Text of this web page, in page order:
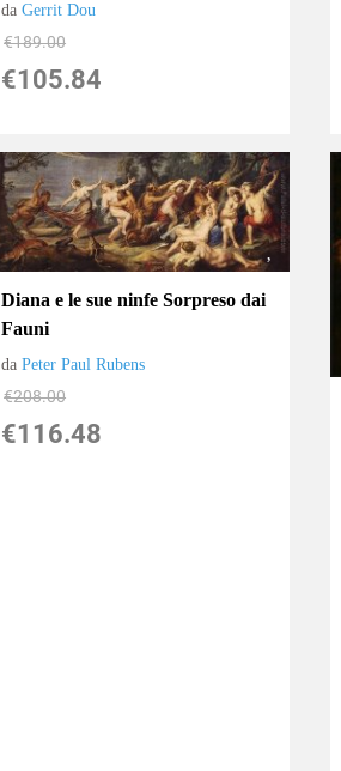
daGerrit Dou
€189.00
€105.84
Diana e le sue ninfe Sorpreso dai
Fauni
daPeter Paul Rubens
€208.00
€116.48